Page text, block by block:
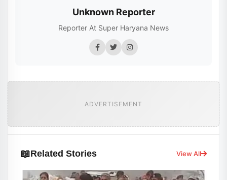
Unknown Reporter
Reporter At Super Haryana News
ADVERTISEMENT
📖Related Stories View All